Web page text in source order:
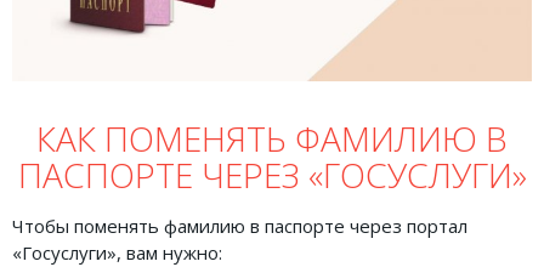
КАК ПОМЕНЯТЬ ФАМИЛИЮ В
ПАСПОРТЕ ЧЕРЕЗ «ГОСУСЛУГИ»
Чтобы поменять фамилию в паспорте через портал
«Госуслуги», вам нужно: